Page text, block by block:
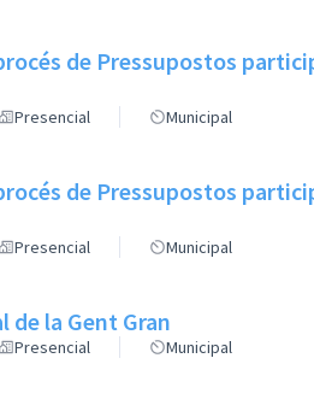
de Pressupostos
Presencial Municipal
de Pressupostos
Presencial Municipal
de la Gent Gran
Presencial Municipal